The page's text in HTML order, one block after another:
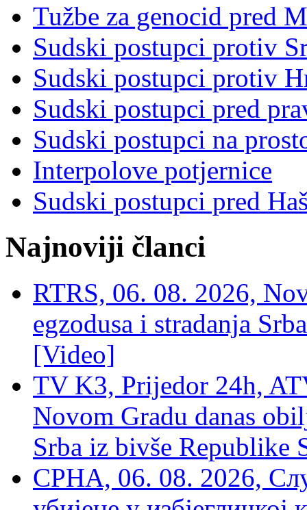
Tužbe za genocid pred
Sudski postupci protiv
Sudski postupci protiv
Sudski postupci pred
Sudski postupci na
Interpolove potjernice
Sudski postupci pred
Najnoviji članci
RTRS, 06. 08. 2026,
egzodusa i stradanja
[Video]
TV K3, Prijedor 24h,
Novom Gradu danas
Srba iz bivše Republike
СРНА, 06. 08. 2026,